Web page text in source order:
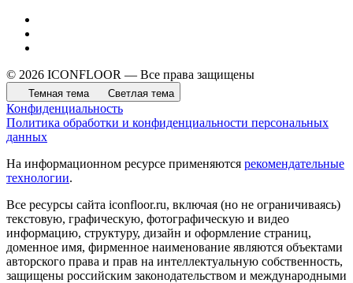
© 2026 ICONFLOOR — Все права защищены
Темная тема Светлая тема
Конфиденциальность
Политика обработки и конфиденциальности персональных
данных
На информационном ресурсе применяются рекомендательные
технологии.
Все ресурсы сайта iconfloor.ru, включая (но не ограничиваясь)
текстовую, графическую, фотографическую и видео
информацию, структуру, дизайн и оформление страниц,
доменное имя, фирменное наименование являются объектами
авторского права и прав на интеллектуальную собственность,
защищены российским законодательством и международными